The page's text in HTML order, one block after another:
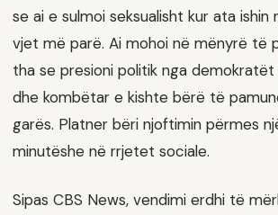
se ai e sulmoi seksualisht kur ata ishin
vjet më parë. Ai mohoi në mënyrë të
tha se presioni politik nga
dhe kombëtar e kishte bërë të
garës. Platner bëri njoftimin përmes
minutëshe në rrjetet sociale.
Sipas CBS News, vendimi erdhi të